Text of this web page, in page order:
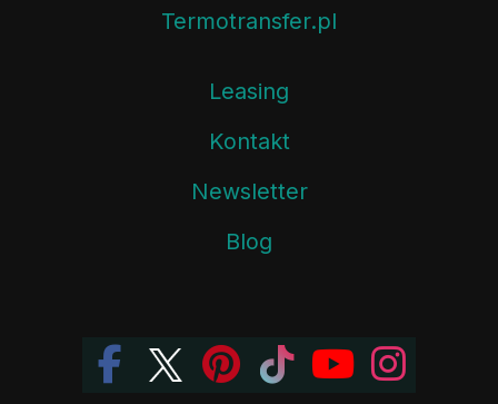
Termotransfer.pl
Leasing
Kontakt
Newsletter
Blog